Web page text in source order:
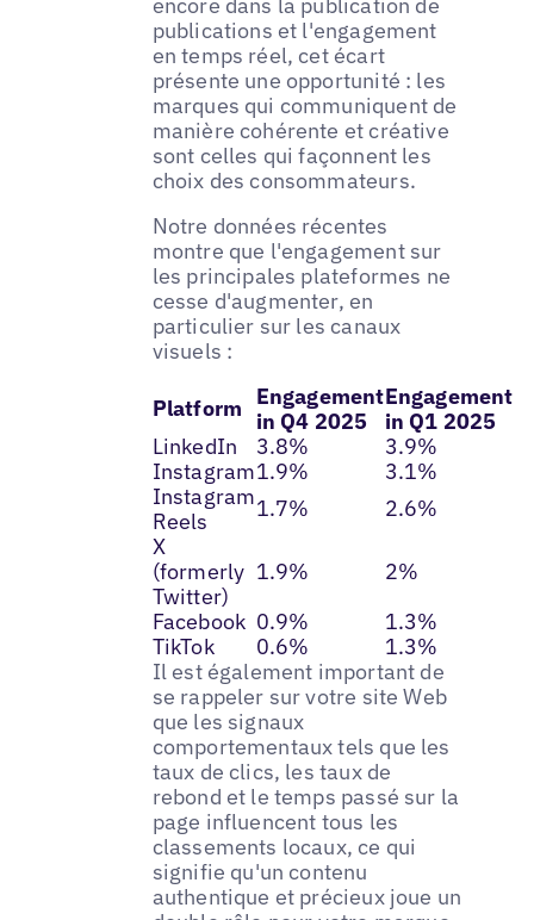
publications et l'engagement
en temps réel, cet écart
présente une opportunité : les
marques qui communiquent de
manière cohérente et créative
sont celles qui façonnent les
choix des consommateurs.
Notre données récentes
montre que l'engagement sur
les principales plateformes ne
cesse d'augmenter, en
particulier sur les canaux
visuels :
Platform
Engagement
in Q4 2025
Engagement
in Q1 2025
LinkedIn
3.8%
3.9%
Instagram1.9%
3.1%
Instagram
Reels
1.7%
2.6%
X
(formerly
Twitter)
1.9%
2%
Facebook 0.9%
1.3%
TikTok
0.6%
1.3%
Il est également important de
se rappeler sur votre site Web
que les signaux
comportementaux tels que les
taux de clics, les taux de
rebond et le temps passé sur la
page influencent tous les
classements locaux, ce qui
signifie qu'un contenu
authentique et précieux joue un